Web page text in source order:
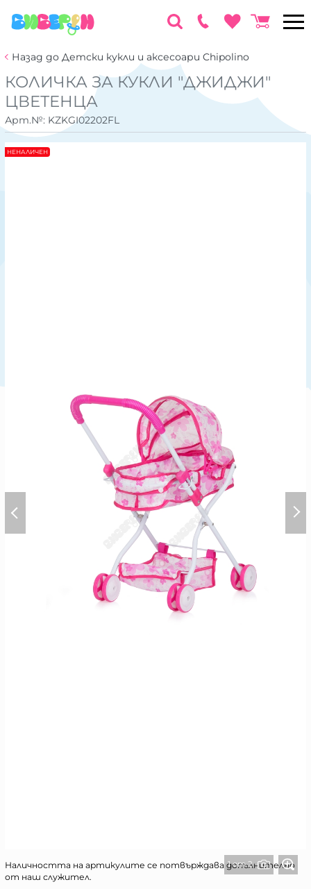
Назад до Детски кукли и аксесоари Chipolino
КОЛИЧКА ЗА КУКЛИ "ДЖИДЖИ"
ЦВЕТЕНЦА
Арт.№: KZKGI02202FL
1 от 2
Наличността на артикулите се потвърждава допълнително
от наш служител.
НЕНАЛИЧЕН